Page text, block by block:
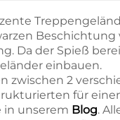
Beschichtung
Da der Spieß
einbauen.
zwischen 2
für
in unserem Blog.